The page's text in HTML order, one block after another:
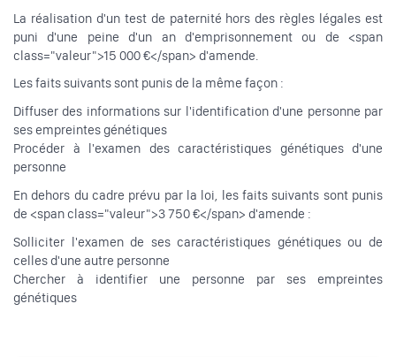
La réalisation d'un test de paternité hors des règles légales est
puni d'une peine d'un an d'emprisonnement ou de <span
class="valeur">15 000 €</span> d'amende.
Les faits suivants sont punis de la même façon :
Diffuser des informations sur l'identification d'une personne par
ses empreintes génétiques
Procéder à l'examen des caractéristiques génétiques d'une
personne
En dehors du cadre prévu par la loi, les faits suivants sont punis
de <span class="valeur">3 750 €</span> d'amende :
Solliciter l'examen de ses caractéristiques génétiques ou de
celles d'une autre personne
Chercher à identifier une personne par ses empreintes
génétiques